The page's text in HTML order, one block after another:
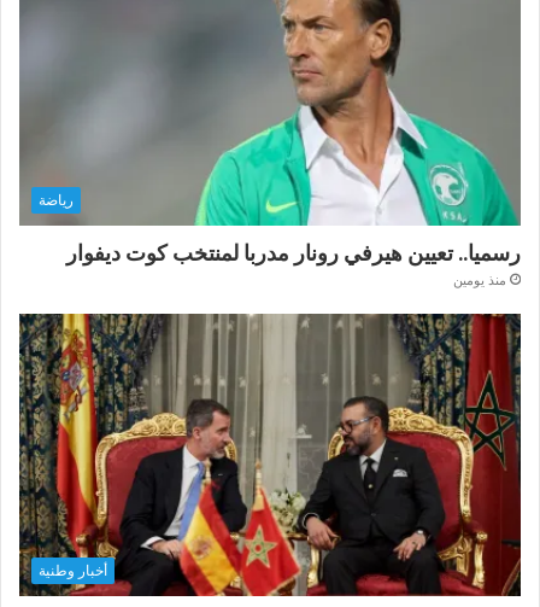
رياضة
رسميا.. تعيين هيرفي رونار مدربا لمنتخب كوت ديفوار
منذ يومين
أخبار وطنية